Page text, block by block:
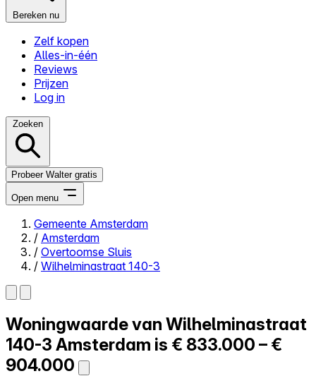
Bereken nu
Zelf kopen
Alles-in-één
Reviews
Prijzen
Log in
Zoeken
Probeer Walter gratis
Open menu
Close menu
Zelf kopen
Alles-in-één
Reviews
Prijzen
Gemeente Amsterdam
/ Amsterdam
/ Overtoomse Sluis
/ Wilhelminastraat 140-3
Woningwaarde van Wilhelminastraat
140-3 Amsterdam is € 833.000 – €
904.000